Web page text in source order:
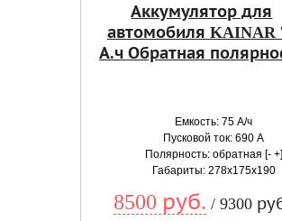
Аккумулятор для
автомобиля KAINAR
А.ч Обратная
Емкость: 75 А/ч
Пусковой ток: 690 А
Полярность: обратная [- +]
Габариты: 278x175x190
8500 руб. / 9300